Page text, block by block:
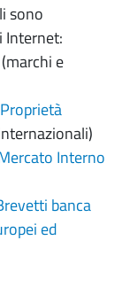
sono
Internet:
(marchi e
Interno
banca
ed